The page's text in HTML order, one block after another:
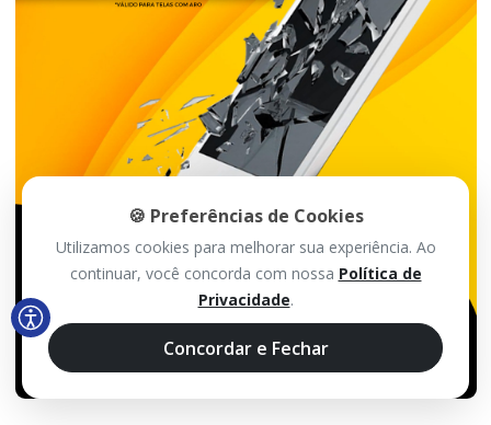
🍪 Preferências de Cookies
Utilizamos cookies para melhorar sua experiência. Ao
continuar, você concorda com nossa Política de
Privacidade.
Concordar e Fechar